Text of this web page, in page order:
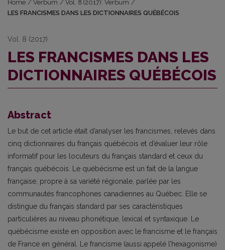
Home / Verbum / Vol. 8 (2017): Verbum /
LES FRANCISMES DANS LES DICTIONNAIRES QUÉBÉCOIS
Vol. 8 (2017)
LES FRANCISMES DANS LES
DICTIONNAIRES QUÉBÉCOIS
Abstract
Le but de cet article était d’analyser les francismes, relevés dans
cinq dictionnaires du français québécois et d’évaluer leur rôle
informatif pour les locuteurs du français standard et ceux du
français québécois. Le québécisme est un fait de la langue
française, propre à sa variété régionale, parlée par les
communautés francophones canadiennes au Québec. Elle se
distingue du français standard par ses caractéristiques
particulières au niveau phonétique, lexical et syntaxique. Le
québécisme existe en opposition avec le francisme et le français
de France en général. Le francisme (aussi appelé l’hexagonisme)